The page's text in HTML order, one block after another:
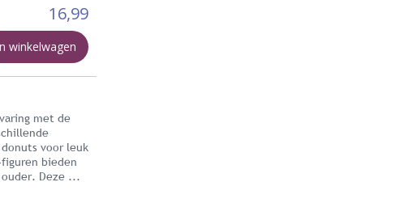
16,99
winkelwagen
met de
voor leuk
figuren bieden
Deze ...